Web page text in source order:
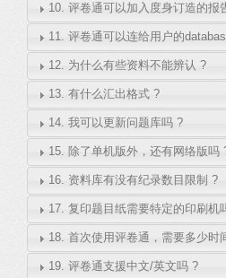
10. 评卷通可以加入度身订造的报
11. 评卷通可以连给用户的
12. 为什么有些资料不能辨认 ?
13. 有什么汇出格式 ?
14. 我可以更新问题库吗 ?
15. 除了单机版外，还有网络版吗
16. 资料库有没有纪录数目限制 ?
17. 复印题目纸需要特定的印刷机
18. 首次使用评卷通，需要多少时
19. 评卷通支援中文/英文吗 ?